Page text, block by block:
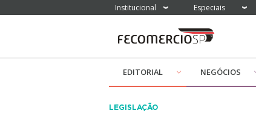
Institucional Especiais
EDITORIAL NEGÓCIOS
LEGISLAÇÃO